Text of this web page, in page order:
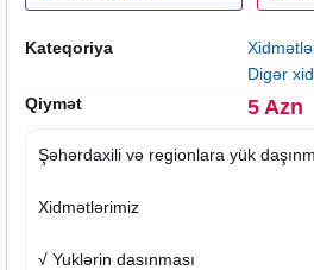
Kateqoriya
Digər
Qiymət
5 Azn
Şəhərdaxili və regionlara yük
Xidmətlərimiz
√ Yu‌klərin das‌ınması